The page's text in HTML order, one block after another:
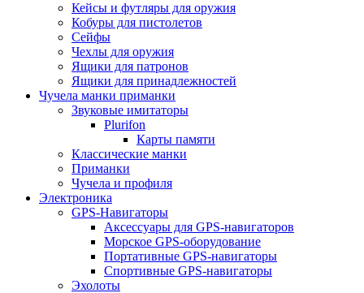
Кейсы и футляры для оружия
Кобуры для пистолетов
Сейфы
Чехлы для оружия
Ящики для патронов
Ящики для принадлежностей
Чучела манки приманки
Звуковые имитаторы
Plurifon
Карты памяти
Классические манки
Приманки
Чучела и профиля
Электроника
GPS-Навигаторы
Аксессуары для GPS-навигаторов
Морское GPS-оборудование
Портативные GPS-навигаторы
Спортивные GPS-навигаторы
Эхолоты